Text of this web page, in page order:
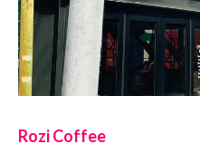
Rozi Coffee